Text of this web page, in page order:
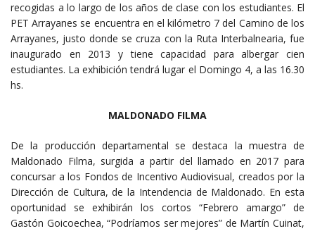
recogidas a lo largo de los años de clase con los estudiantes. El
PET Arrayanes se encuentra en el kilómetro 7 del Camino de los
Arrayanes, justo donde se cruza con la Ruta Interbalnearia, fue
inaugurado en 2013 y tiene capacidad para albergar cien
estudiantes. La exhibición tendrá lugar el Domingo 4, a las 16.30
hs.
MALDONADO FILMA
De la producción departamental se destaca la muestra de
Maldonado Filma, surgida a partir del llamado en 2017 para
concursar a los Fondos de Incentivo Audiovisual, creados por la
Dirección de Cultura, de la Intendencia de Maldonado. En esta
oportunidad se exhibirán los cortos “Febrero amargo” de
Gastón Goicoechea, “Podríamos ser mejores” de Martín Cuinat,